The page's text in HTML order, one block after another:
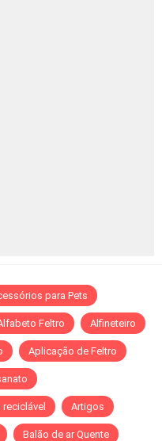
para Pets
Feltro Alfineteiro
Aplicação de Feltro
Artigos
Balão de ar Quente